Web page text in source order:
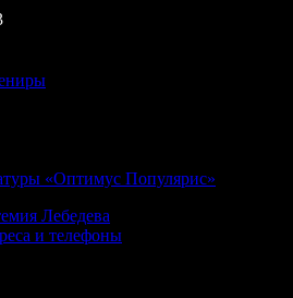
«Оптимус Популярис»
Лебедева
и телефоны